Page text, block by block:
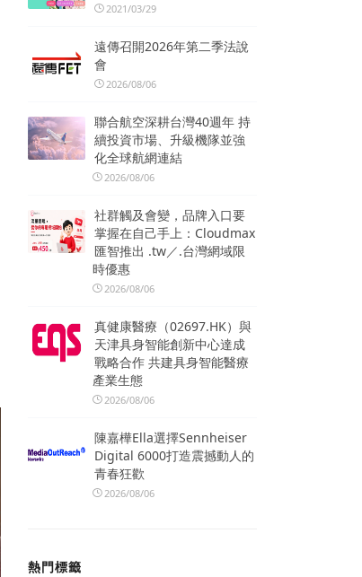
2021/03/29
遠傳召開2026年第二季法說
會
2026/08/06
聯合航空深耕台灣40週年 持
續投資市場、升級機隊並強
化全球航網連結
2026/08/06
社群觸及會變，品牌入口要
掌握在自己手上：Cloudmax
匯智推出 .tw／.台灣網域限
時優惠
2026/08/06
真健康醫療（02697.HK）與
天津具身智能創新中心達成
戰略合作 共建具身智能醫療
產業生態
2026/08/06
陳嘉樺Ella選擇Sennheiser
Digital 6000打造震撼動人的
青春狂歡
2026/08/06
熱門標籤